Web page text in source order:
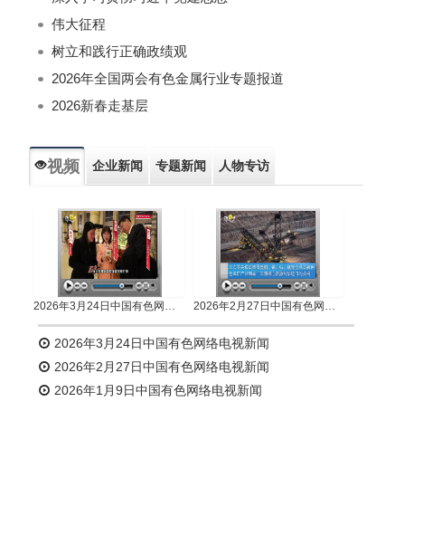
伟大征程
树立和践行正确政绩观
2026年全国两会有色金属行业专题报道
2026新春走基层
视频 企业新闻 专题新闻 人物专访
2026年3月24日中国有色网络电视新闻 2026年2月27日中国有色网络电视新闻
2026年3月24日中国有色网络电视新闻
2026年2月27日中国有色网络电视新闻
2026年1月9日中国有色网络电视新闻